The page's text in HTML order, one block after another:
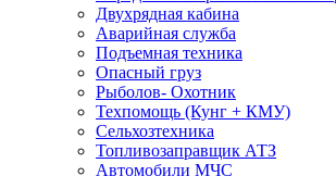
Двухрядная кабина
Аварийная служба
Подъемная техника
Опасный груз
Рыболов- Охотник
Техпомощь (Кунг + КМУ)
Сельхозтехника
Топливозаправщик АТЗ
Автомобили МЧС